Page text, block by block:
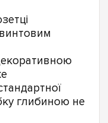
глибиною не